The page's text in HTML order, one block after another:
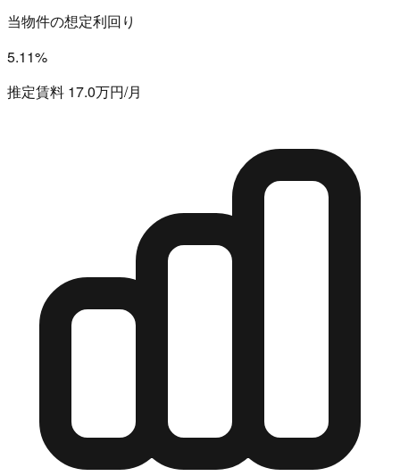
当物件の想定利回り
5.11%
推定賃料 17.0万円/月